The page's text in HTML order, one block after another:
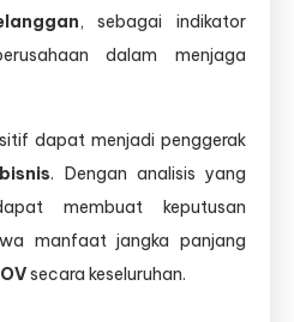
, sebagai indikator
dalam menjaga
dapat menjadi penggerak
. Dengan analisis yang
membuat keputusan
manfaat jangka panjang
secara keseluruhan.